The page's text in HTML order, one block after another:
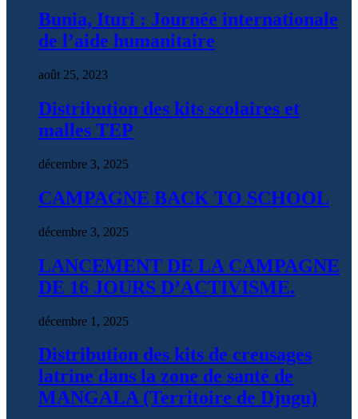
Bunia, Ituri : Journée internationale
de l’aide humanitaire
août 25, 2023
Distribution des kits scolaires et
malles TEP
décembre 3, 2025
CAMPAGNE BACK TO SCHOOL
décembre 3, 2025
LANCEMENT DE LA CAMPAGNE
DE 16 JOURS D’ACTIVISME.
décembre 1, 2025
Distribution des kits de creusages
latrine dans la zone de santé de
MANGALA (Territoire de Djugu)